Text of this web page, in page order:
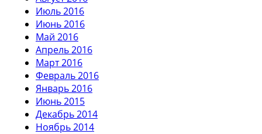
Июль 2016
Июнь 2016
Май 2016
Апрель 2016
Март 2016
Февраль 2016
Январь 2016
Июнь 2015
Декабрь 2014
Ноябрь 2014